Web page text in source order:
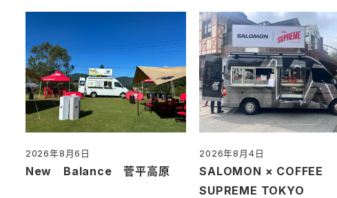
New Balance 菅平高原
2026年8月6日
SALOMON × COFFEE
SUPREME TOKYO
2026年8月4日